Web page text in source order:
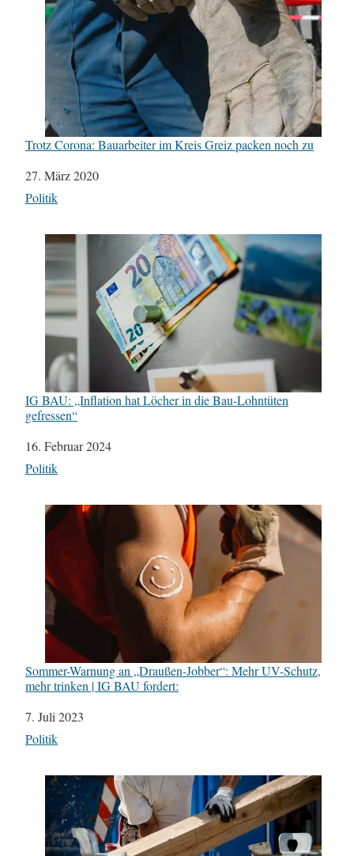
Trotz Corona: Bauarbeiter im Kreis Greiz packen noch zu
Datum
27. März 2020
In Bezug auf
Politik
IG BAU: „Inflation hat Löcher in die Bau-Lohntüten
gefressen“
Datum
16. Februar 2024
In Bezug auf
Politik
Sommer-Warnung an „Draußen-Jobber“: Mehr UV-Schutz,
mehr trinken | IG BAU fordert:
Datum
7. Juli 2023
In Bezug auf
Politik